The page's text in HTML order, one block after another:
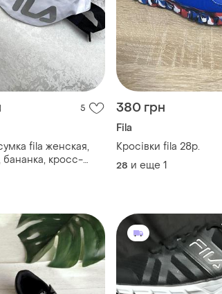
5
fila женская,
бананка, кросс-
380 грн
Fila
Кросівки fila 28р.
28 и еще 1